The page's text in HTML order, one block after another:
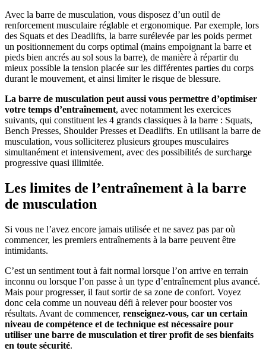
Avec la barre de musculation, vous disposez d’un outil de
renforcement musculaire réglable et ergonomique. Par exemple, lors
des Squats et des Deadlifts, la barre surélevée par les poids permet
un positionnement du corps optimal (mains empoignant la barre et
pieds bien ancrés au sol sous la barre), de manière à répartir du
mieux possible la tension placée sur les différentes parties du corps
durant le mouvement, et ainsi limiter le risque de blessure.
La barre de musculation peut aussi vous permettre d’optimiser
votre temps d’entraînement, avec notamment les exercices
suivants, qui constituent les 4 grands classiques à la barre : Squats,
Bench Presses, Shoulder Presses et Deadlifts. En utilisant la barre de
musculation, vous solliciterez plusieurs groupes musculaires
simultanément et intensivement, avec des possibilités de surcharge
progressive quasi illimitée.
Les limites de l’entraînement à la barre
de musculation
Si vous ne l’avez encore jamais utilisée et ne savez pas par où
commencer, les premiers entraînements à la barre peuvent être
intimidants.
C’est un sentiment tout à fait normal lorsque l’on arrive en terrain
inconnu ou lorsque l’on passe à un type d’entraînement plus avancé.
Mais pour progresser, il faut sortir de sa zone de confort. Voyez
donc cela comme un nouveau défi à relever pour booster vos
résultats. Avant de commencer, renseignez-vous, car un certain
niveau de compétence et de technique est nécessaire pour
utiliser une barre de musculation et tirer profit de ses bienfaits
en toute sécurité.